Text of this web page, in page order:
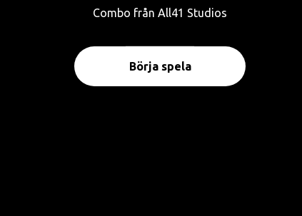
Combo från All41 Studios
Börja spela